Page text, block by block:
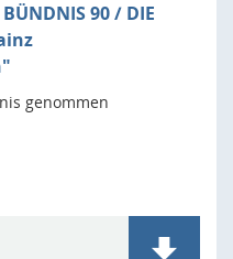
90 / DIE
genommen